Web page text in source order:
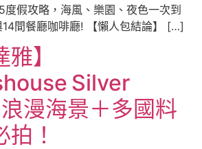
度假攻略，海風、樂園、夜色一次到
間餐廳咖啡廳! 【懶人包結論】 […]
】
Silver
漫海景＋多國料
！